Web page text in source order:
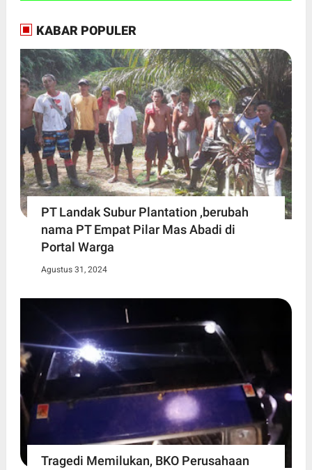
KABAR POPULER
PT Landak Subur Plantation ,berubah
nama PT Empat Pilar Mas Abadi di
Portal Warga
Agustus 31, 2024
Tragedi Memilukan, BKO Perusahaan